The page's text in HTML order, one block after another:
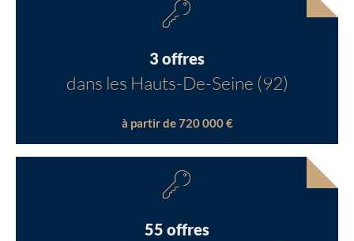
3 offres
dans les Hauts-De-Seine (92)
à partir de 720 000 €
55 offres